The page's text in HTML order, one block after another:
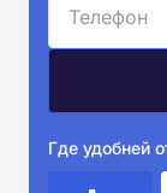
Где удобней